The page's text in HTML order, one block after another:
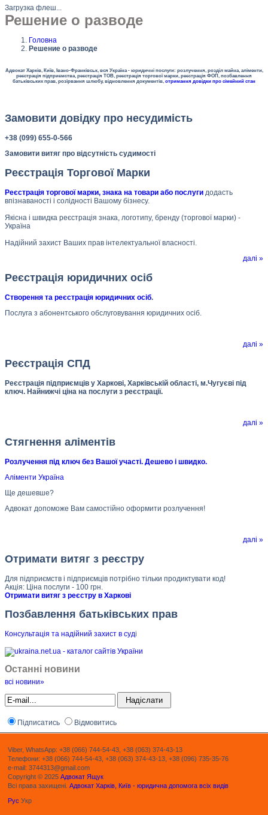
Загрузка флеш...
Решение о разводе
Головна
Решение о разводе
Адвокат Харків, Київ, Івано-Франківськ, вся Україна - юридичні послуги: розлучення, розділ майна, аліменти,
реєстрація підприємства, реєстрація ТОВ, реєстрація торгової марки, реєстрація ФОП, позбавлення
батьківських прав, розірвання шлюбу, відновлення документів, отримання довідки про сімейний стан
Замовити довідку про несудимість
+38 (099) 655-0-566
Замовити витяг про відсутність судимості
Реєстрація Торгової Марки
Реєстрація торгової марки, знака на товари або послуги додасть
впізнаваності і солідності Вашому бізнесу.
Якісна і швидка реєстрація знака, логотипу, бренду (торгової марки) -
Україна
Надійний захист Ваших прав інтелектуальної власності.
далі »
Реєстрація юридичних осіб
Створення та реєстрація юридичних осіб.
Послуга з абонентського обслуговування юридичних осіб.
далі »
Реєстрація СПД
Реєстрація підприємців у Харкові, Харківській області, м.Чугуєві під
ключ. Найнижчі ціна на послуги з реєстрації.
далі »
Стягнення аліментів
Розлучення під ключ без Вашої участі. Дешево і швидко.
Аліменти Україна
Ще дешевше?
Адвокат допоможе Вам самостійно оформити розлучення!
далі »
Отримати витяг з реєстру
Для підприємств і підприємців потрібно тільки продиктувати код!
Акція: Ціна послуги - 100 грн.
Отримати витяг з реєстру в Харкові
Позбавлення батьківських прав
Консультація та надійний захист в суді
Останні новини
всі новини»
Підписатись Відмовитись
Viber, WhatsApp: +38 (066) 744-54-43, +38 (063) 374-43-13
Телефони: +38 (066) 744-54-43, +38 (063) 374-43-13, +38 (096) 735-35-76
e-mail: 3744313@gmail.com
Copyright © 2025 Адвокат Ящук
Всі права захищені. Адвокат Харків, Київ - юридична допомога всіх видів
Рус Укр